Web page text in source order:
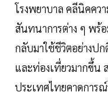
โรงพยาบาล คลีนิคคว
สันทนาการต่าง ๆ พร้
กลับมาใช้ชีวิตอย่างป
และท่องเที่ยวมากขึ้น
ประเทศไทยคาดการ